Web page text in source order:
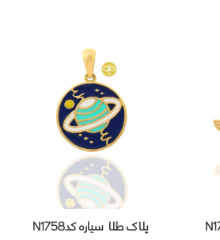
پلاک طلا سیاره کدN1758